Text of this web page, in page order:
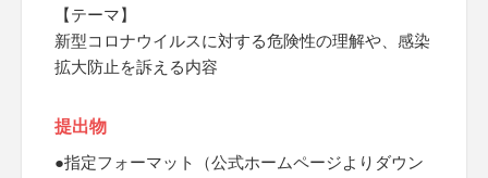
【テーマ】
新型コロナウイルスに対する危険性の理解や、感染
拡大防止を訴える内容
提出物
●指定フォーマット（公式ホームページよりダウン